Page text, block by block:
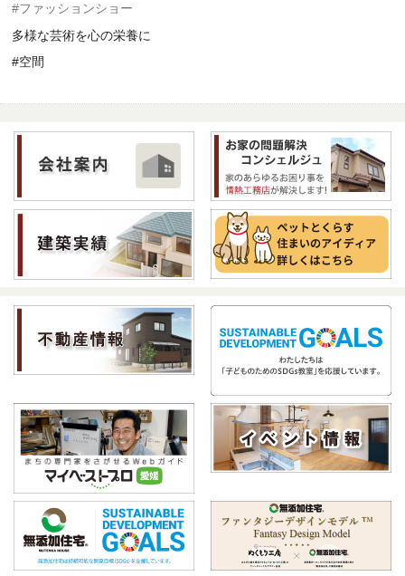
#ファッションショー
多様な芸術を心の栄養に
#空間